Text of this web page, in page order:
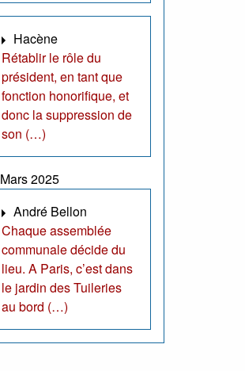
Hacène
Rétablir le rôle du
président, en tant que
fonction honorifique, et
donc la suppression de
son (…)
Mars 2025
André Bellon
Chaque assemblée
communale décide du
lieu. A Paris, c’est dans
le jardin des Tuileries
au bord (…)